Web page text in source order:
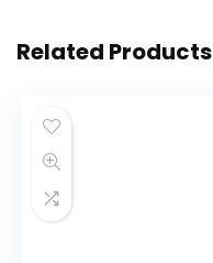
Related Products